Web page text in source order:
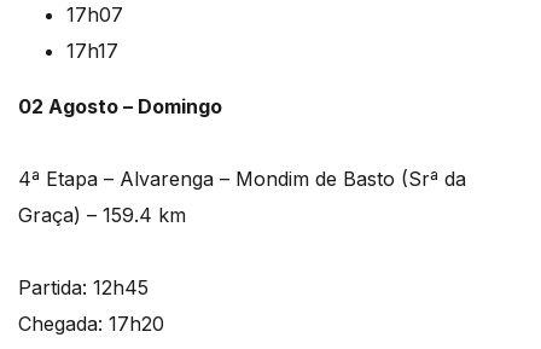
17h07
17h17
02 Agosto – Domingo
4ª Etapa – Alvarenga – Mondim de Basto (Srª da
Graça) – 159.4 km
Partida: 12h45
Chegada: 17h20